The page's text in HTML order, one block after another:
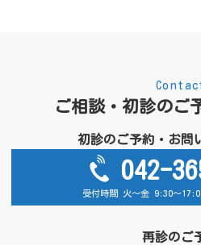
ご相談・初診のご
初診のご予約・お問
042-
受付時間 火～金 9:30～
再診のご